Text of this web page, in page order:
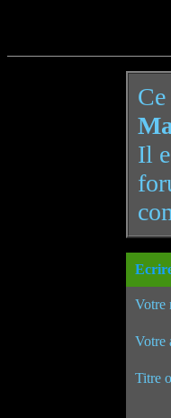
Il
Votre
Votre
Titre